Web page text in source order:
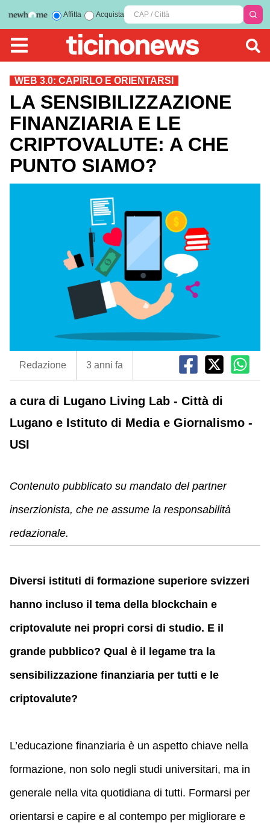
Affitta Acquista
WEB 3.0: CAPIRLO E ORIENTARSI
LA SENSIBILIZZAZIONE
FINANZIARIA E LE
CRIPTOVALUTE: A CHE
PUNTO SIAMO?
Redazione 3 anni fa
a cura di Lugano Living Lab - Città di
Lugano e Istituto di Media e Giornalismo -
USI
Contenuto pubblicato su mandato del partner
inserzionista, che ne assume la responsabilità
redazionale.
Diversi istituti di formazione superiore svizzeri
hanno incluso il tema della blockchain e
criptovalute nei propri corsi di studio. E il
grande pubblico? Qual è il legame tra la
sensibilizzazione finanziaria per tutti e le
criptovalute?
L’educazione finanziaria è un aspetto chiave nella
formazione, non solo negli studi universitari, ma in
generale nella vita quotidiana di tutti. Formarsi per
orientarsi e capire e al contempo per migliorare e